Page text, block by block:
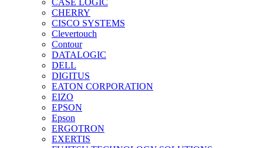
CHERRY
CISCO SYSTEMS
Clevertouch
Contour
DATALOGIC
DELL
DIGITUS
EATON CORPORATION
EIZO
EPSON
Epson
ERGOTRON
EXERTIS